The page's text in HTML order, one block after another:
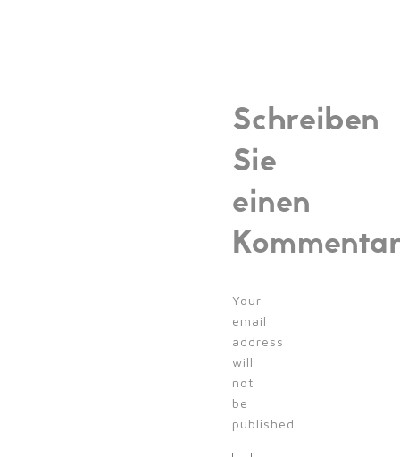
Schreiben
Sie
einen
Your
email
address
will
not
be
published.